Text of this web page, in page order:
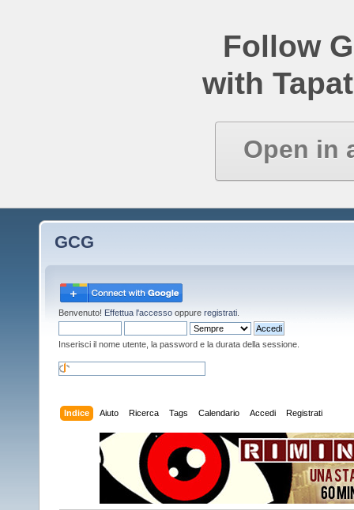
Follow
with
Open in
GCG
Benvenuto! Effettua l'accesso oppure registrati
Inserisci il nome utente, la password e la durata della sessione.
Indice Aiuto Ricerca Tags Calendario Accedi Registrati